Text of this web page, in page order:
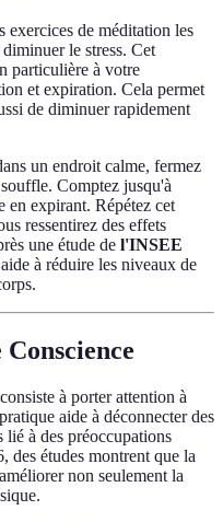
exercices de méditation les
le stress. Cet
particulière à votre
et expiration. Cela permet
de diminuer rapidement
un endroit calme, fermez
Comptez jusqu'à
en expirant. Répétez cet
ressentirez des effets
une étude de l'INSEE
à réduire les niveaux de
consiste à porter attention à
aide à déconnecter des
lié à des préoccupations
des études montrent que la
non seulement la